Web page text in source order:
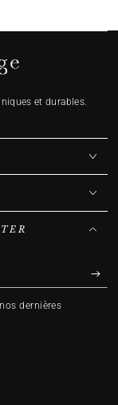
et durables.
dernières